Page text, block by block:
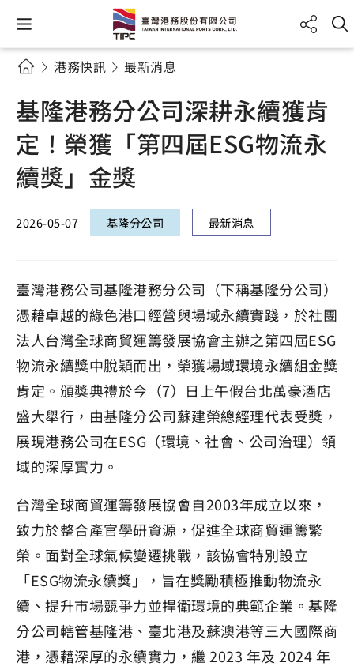
港務快訊 最新消息
基隆港務分公司深耕永續獲肯
定！榮獲「第四屆ESG物流永
續獎」金獎
2026-05-07 基隆分公司 最新消息
臺灣港務公司基隆港務分公司（下稱基隆分公司）
憑藉卓越的綠色港口經營與場域永續實踐，於社團
法人台灣全球商貿運籌發展協會主辦之第四屆ESG
物流永續獎中脫穎而出，榮獲場域環境永續組金獎
肯定。頒獎典禮於今（7）日上午假台北萬豪酒店
盛大舉行，由基隆分公司蘇建榮總經理代表受獎，
展現港務公司在ESG（環境、社會、公司治理）領
域的深厚實力。
台灣全球商貿運籌發展協會自2003年成立以來，
致力於整合產官學研資源，促進全球商貿運籌繁
榮。面對全球氣候變遷挑戰，該協會特別設立
「ESG物流永續獎」，旨在獎勵積極推動物流永
續、提升市場競爭力並捍衛環境的典範企業。基隆
分公司轄管基隆港、臺北港及蘇澳港等三大國際商
港，憑藉深厚的永續實力，繼 2023 年及 2024 年